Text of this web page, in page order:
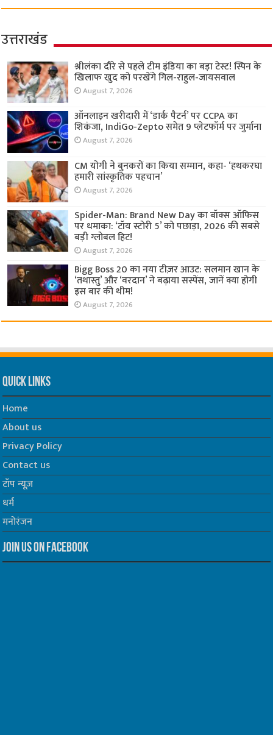
उत्तराखंड
श्रीलंका दौरे से पहले टीम इंडिया का बड़ा टेस्ट! स्पिन के
खिलाफ खुद को परखेंगे गिल-राहुल-जायसवाल
August 7, 2026
ऑनलाइन खरीदारी में ‘डार्क पैटर्न’ पर CCPA का
शिकंजा, IndiGo-Zepto समेत 9 प्लेटफॉर्म पर जुर्माना
August 7, 2026
CM योगी ने बुनकरों का किया सम्मान, कहा- ‘हथकरघा
हमारी सांस्कृतिक पहचान’
August 7, 2026
Spider-Man: Brand New Day का बॉक्स ऑफिस
पर धमाका: ‘टॉय स्टोरी 5’ को पछाड़ा, 2026 की सबसे
बड़ी ग्लोबल हिट!
August 7, 2026
Bigg Boss 20 का नया टीज़र आउट: सलमान खान के
‘तथास्तु’ और ‘वरदान’ ने बढ़ाया सस्पेंस, जानें क्या होगी
इस बार की थीम!
August 7, 2026
Quick Links
Home
About us
Privacy Policy
Contact us
टॉप न्यूज़
धर्म
मनोरंजन
Join us on Facebook